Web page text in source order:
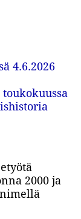
4.6.2026
2000 ja